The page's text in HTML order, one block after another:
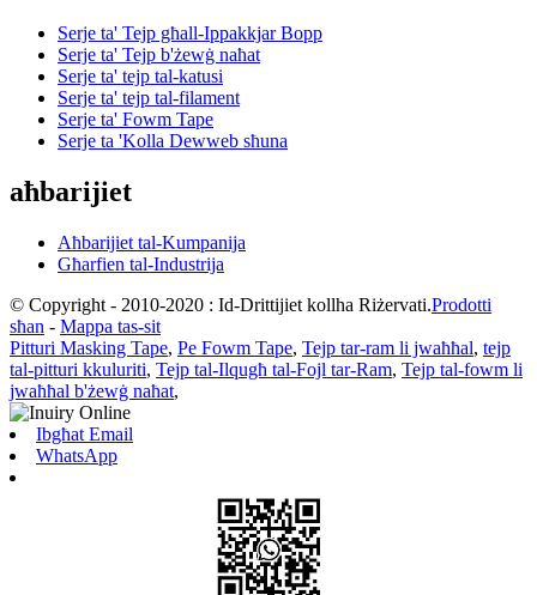
Serje ta' Tejp għall-Ippakkjar Bopp
Serje ta' Tejp b'żewġ naħat
Serje ta' tejp tal-katusi
Serje ta' tejp tal-filament
Serje ta' Fowm Tape
Serje ta 'Kolla Dewweb sħuna
aħbarijiet
Aħbarijiet tal-Kumpanija
Għarfien tal-Industrija
© Copyright - 2010-2020 : Id-Drittijiet kollha Riżervati.Prodotti
sħan - Mappa tas-sit
Pitturi Masking Tape, Pe Fowm Tape, Tejp tar-ram li jwaħħal, tejp
tal-pitturi kkuluriti, Tejp tal-Ilqugħ tal-Fojl tar-Ram, Tejp tal-fowm li
jwaħħal b'żewġ naħat,
Ibgħat Email
WhatsApp